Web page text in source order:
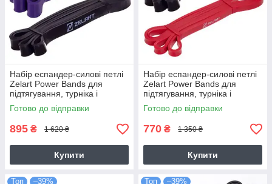
Набір еспандер-силові петлі
Zelart Power Bands для
підтягування, турніка і
тренувань (FI-2606-2-3)
Готово до відправки
895 ₴ 1 620 ₴
Купити
Набір еспандер-силові петлі
Zelart Power Bands для
підтягування, турніка і
тренувань (FI-2606-1-2)
Готово до відправки
770 ₴ 1 350 ₴
Купити
Топ –39% Топ –39%